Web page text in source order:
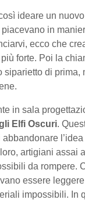
ideare un
in
ecco che
forte. Poi la
siparietto di prima,
in sala
Elfi Oscuri.
artigiani assai
da rompere.
essere
impossibili. In